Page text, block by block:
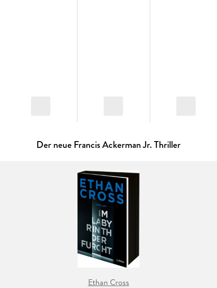
Der neue Francis Ackerman Jr. Thriller
Ethan Cross